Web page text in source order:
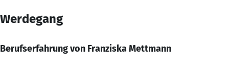
Werdegang
Berufserfahrung von Franziska Mettmann